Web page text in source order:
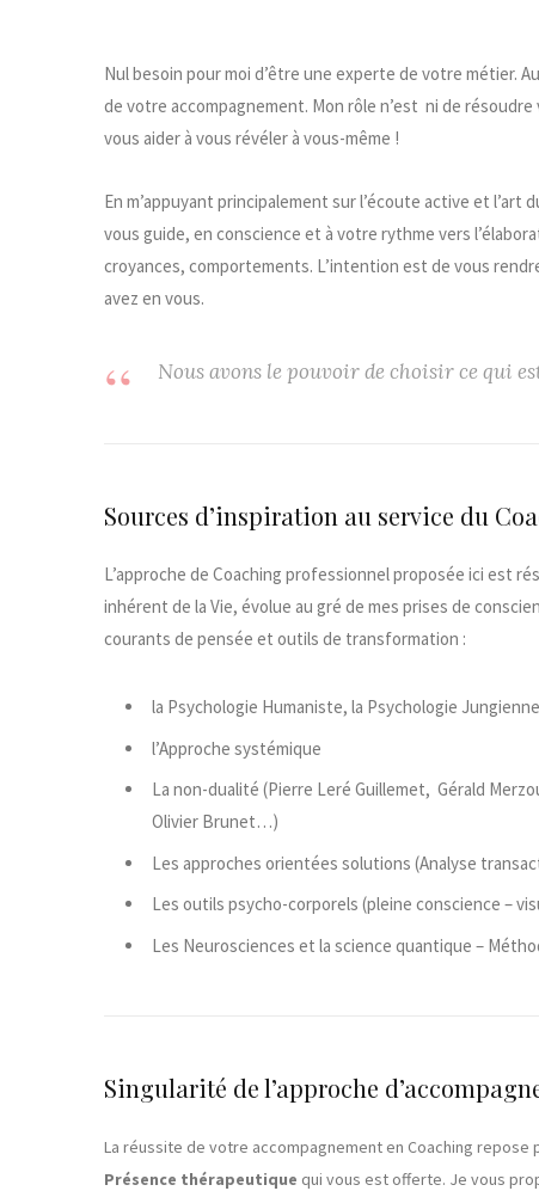
Nul besoin pour moi d’être une experte de votre métier.
de votre accompagnement. Mon rôle n’est ni de
vous aider à vous révéler à vous-même !
En m’appuyant principalement sur l’écoute active et
vous guide, en conscience et à votre rythme vers
croyances, comportements. L’intention est de vous
avez en vous.
Nous avons le pouvoir de choisir ce qui
Sources d’inspiration au service du
L’approche de Coaching professionnel proposée ici est
inhérent de la Vie, évolue au gré de mes prises de
courants de pensée et outils de transformation :
la Psychologie Humaniste, la Psychologie
l’Approche systémique
La non-dualité (Pierre Leré Guillemet, Gérald
Olivier Brunet…)
Les approches orientées solutions (Analyse
Les outils psycho-corporels (pleine conscience –
Les Neurosciences et la science quantique –
Singularité de l’approche
La réussite de votre accompagnement en Coaching repose
Présence thérapeutique qui vous est offerte. Je vous